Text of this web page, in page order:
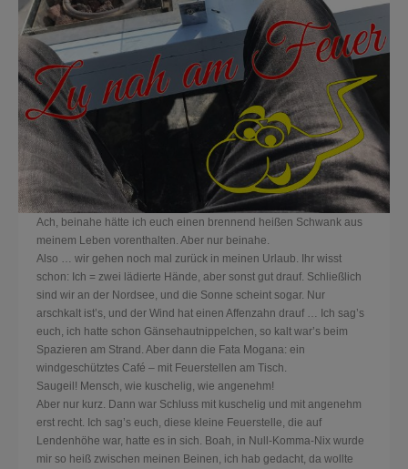
Ach, beinahe hätte ich euch einen brennend heißen Schwank aus
meinem Leben vorenthalten. Aber nur beinahe.
Also … wir gehen noch mal zurück in meinen Urlaub. Ihr wisst
schon: Ich = zwei lädierte Hände, aber sonst gut drauf. Schließlich
sind wir an der Nordsee, und die Sonne scheint sogar. Nur
arschkalt ist’s, und der Wind hat einen Affenzahn drauf … Ich sag’s
euch, ich hatte schon Gänsehautnippelchen, so kalt war’s beim
Spazieren am Strand. Aber dann die Fata Mogana: ein
windgeschütztes Café – mit Feuerstellen am Tisch.
Saugeil! Mensch, wie kuschelig, wie angenehm!
Aber nur kurz. Dann war Schluss mit kuschelig und mit angenehm
erst recht. Ich sag’s euch, diese kleine Feuerstelle, die auf
Lendenhöhe war, hatte es in sich. Boah, in Null-Komma-Nix wurde
mir so heiß zwischen meinen Beinen, ich hab gedacht, da wollte